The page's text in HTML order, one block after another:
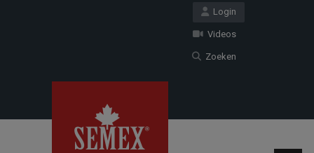
Login
Videos
Zoeken